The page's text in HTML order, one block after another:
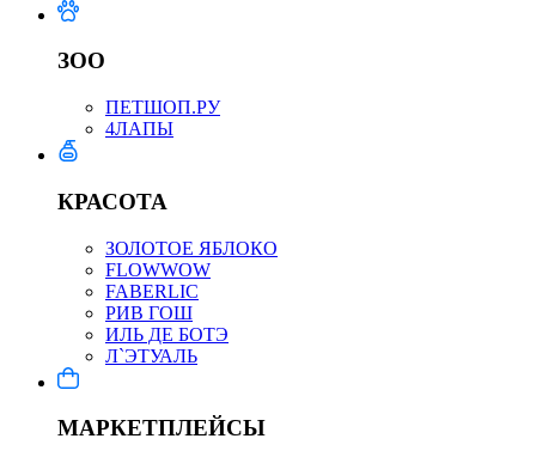
ЗОО
ПЕТШОП.РУ
4ЛАПЫ
КРАСОТА
ЗОЛОТОЕ ЯБЛОКО
FLOWWOW
FABERLIC
РИВ ГОШ
ИЛЬ ДЕ БОТЭ
Л`ЭТУАЛЬ
МАРКЕТПЛЕЙСЫ